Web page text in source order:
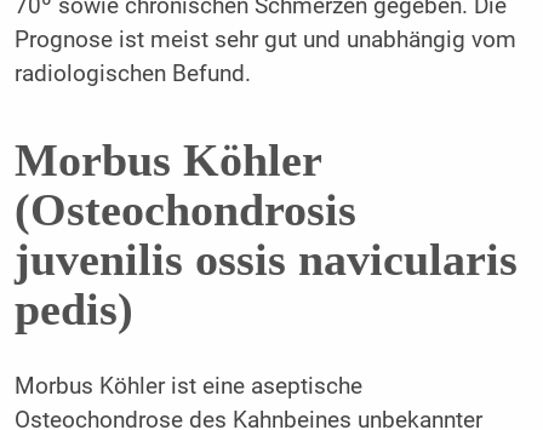
70º sowie chronischen Schmerzen gegeben. Die
Prognose ist meist sehr gut und unabhängig vom
radiologischen Befund.
Morbus Köhler
(Osteochondrosis
juvenilis ossis navicularis
pedis)
Morbus Köhler ist eine aseptische
Osteochondrose des Kahnbeines unbekannter